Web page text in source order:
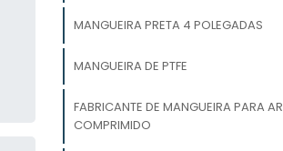
MANGUEIRA PRETA 4 POLEGADAS
MANGUEIRA DE PTFE
FABRICANTE DE MANGUEIRA PARA AR
COMPRIMIDO